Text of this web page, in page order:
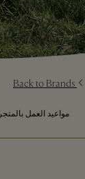
Back to Brands
مواعيد العمل بالمتجر